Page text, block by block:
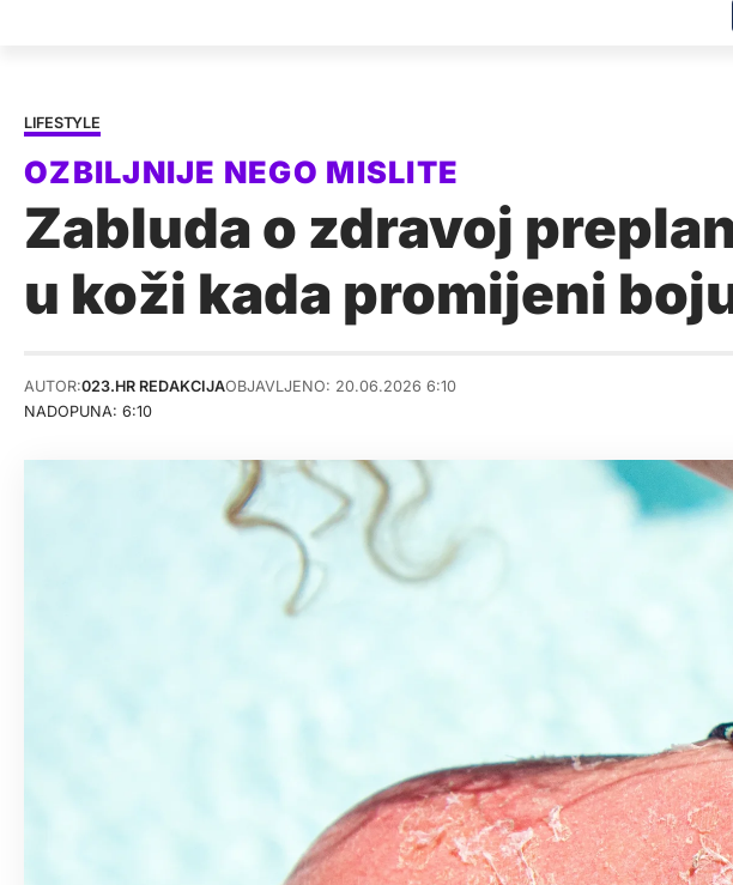
LIFESTYLE
Zabluda o zdravoj
u koži kada promijeni
NADOPUNA: 6:10
AUTOR:023.HR REDAKCIJAOBJAVLJENO: 20.06.2026 6:10